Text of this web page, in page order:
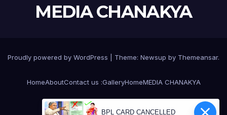
MEDIA CHANAKYA
Proudly powered by WordPress Theme: Newsup by Themeansar.
HomeAboutContact us :GalleryHomeMEDIA CHANAKYA
Raita Nidhi Application Privacy Policy
BPL CARD CANCELLED